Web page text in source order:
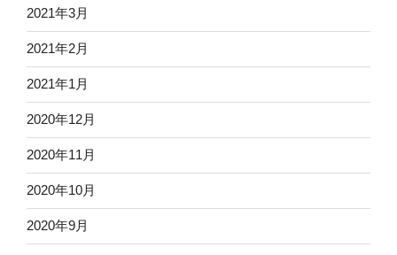
2021年3月
2021年2月
2021年1月
2020年12月
2020年11月
2020年10月
2020年9月